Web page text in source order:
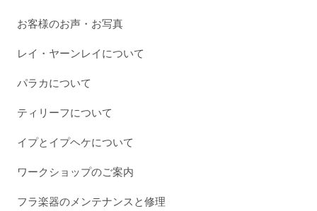
お客様のお声・お写真
レイ・ヤーンレイについて
パラカについて
ティリーフについて
イプとイプヘケについて
ワークショップのご案内
フラ楽器のメンテナンスと修理